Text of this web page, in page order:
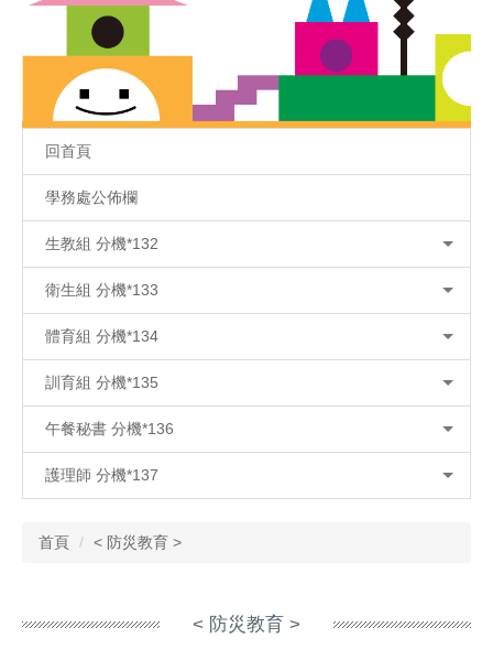
回首頁
學務處公佈欄
生教組 分機*132
衛生組 分機*133
體育組 分機*134
訓育組 分機*135
午餐秘書 分機*136
護理師 分機*137
首頁 < 防災教育 >
< 防災教育 >